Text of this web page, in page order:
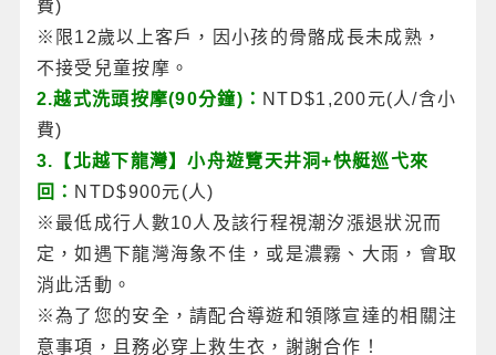
費)
※限12歲以上客戶，因小孩的骨骼成長未成熟，
不接受兒童按摩。
2.越式洗頭按摩(90分鐘)： NTD$1,200元(人/含小
費)
3.【北越下龍灣】小舟遊覽天井洞+快艇巡弋來
回： NTD$900元(人)
※最低成行人數10人及該行程視潮汐漲退狀況而
定，如遇下龍灣海象不佳，或是濃霧、大雨，會取
消此活動。
※為了您的安全，請配合導遊和領隊宣達的相關注
意事項，且務必穿上救生衣，謝謝合作！